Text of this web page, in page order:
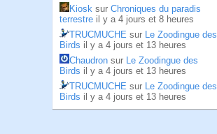
Kiosk sur Chroniques du paradis
terrestre il y a 4 jours et 8 heures
TRUCMUCHE sur Le Zoodingue des
Birds il y a 4 jours et 13 heures
Chaudron sur Le Zoodingue des
Birds il y a 4 jours et 13 heures
TRUCMUCHE sur Le Zoodingue des
Birds il y a 4 jours et 13 heures